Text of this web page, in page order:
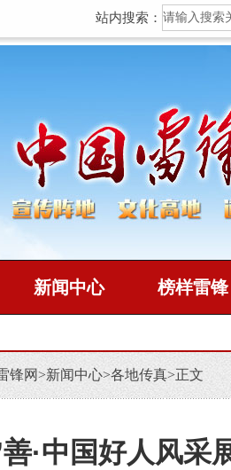
站内搜索：
新闻中心 榜样雷锋
锋网>新闻中心>各地传真>正文
·中国好人风采